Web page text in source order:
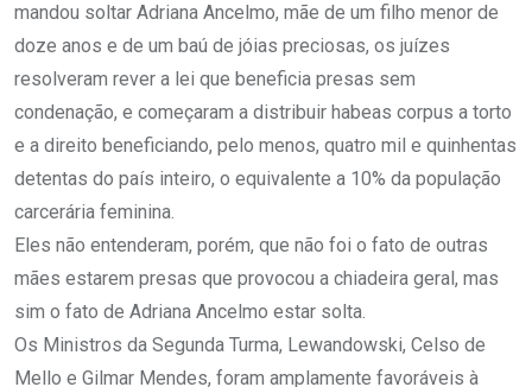
mandou soltar Adriana Ancelmo, mãe de um filho menor de
doze anos e de um baú de jóias preciosas, os juízes
resolveram rever a lei que beneficia presas sem
condenação, e começaram a distribuir habeas corpus a torto
e a direito beneficiando, pelo menos, quatro mil e quinhentas
detentas do país inteiro, o equivalente a 10% da população
carcerária feminina.
Eles não entenderam, porém, que não foi o fato de outras
mães estarem presas que provocou a chiadeira geral, mas
sim o fato de Adriana Ancelmo estar solta.
Os Ministros da Segunda Turma, Lewandowski, Celso de
Mello e Gilmar Mendes, foram amplamente favoráveis à